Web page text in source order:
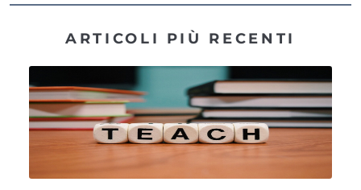
ARTICOLI PIÙ RECENTI